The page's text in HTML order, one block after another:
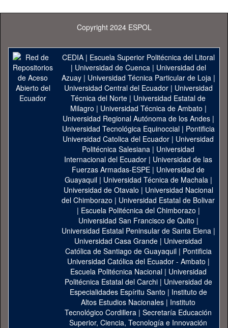
Copyright 2024 ESPOL
CEDIA| Escuela Superior Politécnica del Litoral
| Universidad de Cuenca| Universidad del
Azuay| Universidad Técnica Particular de Loja|
Universidad Central del Ecuador| Universidad
Técnica del Norte | Universidad Estatal de
Milagro | Universidad Técnica de Ambato |
Universidad Regional Autónoma de los Andes|
Universidad Tecnológica Equinoccial| Pontificia
Universidad Catolica del Ecuador | Universidad
Politécnica Salesiana | Universidad
Internacional del Ecuador | Universidad de las
Fuerzas Armadas-ESPE | Universidad de
Guayaquil| Universidad Técnica de Machala|
Universidad de Otavalo | Universidad Nacional
del Chimborazo | Universidad Estatal de Bolivar
| Escuela Politécnica del Chimborazo |
Universidad San Francisco de Quito |
Universidad Estatal Peninsular de Santa Elena|
Universidad Casa Grande | Universidad
Católica de Santiago de Guayaquil| Pontificia
Universidad Católica del Ecuador - Ambato |
Escuela Politécnica Nacional| Universidad
Politécnica Estatal del Carchi| Universidad de
Especialidades Espíritu Santo | Instituto de
Altos Estudios Nacionales | Instituto
Tecnológico Cordillera | Secretaría Educación
Superior, Ciencia, Tecnología e Innovación